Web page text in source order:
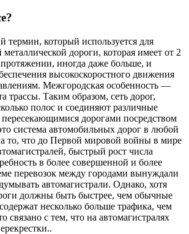
который используется для
дороги, которая имеет от 2
иногда даже больше, и
высокоскоростного движения
Межгородская особенность —
трассы. Таким образом, сеть дорог,
полос и соединяют различные
пересекающимися дорогами посредством
система автомобильных дорог в любой
то, что до Первой мировой войны в мире
быстрый рост числа
в более совершенной и более
перевозок между городами вынуждали
автомагистрали. Однако, хотя
должны быть быстрее, чем обычные
несколько больше трафика, чем
связано с тем, что на автомагистралях